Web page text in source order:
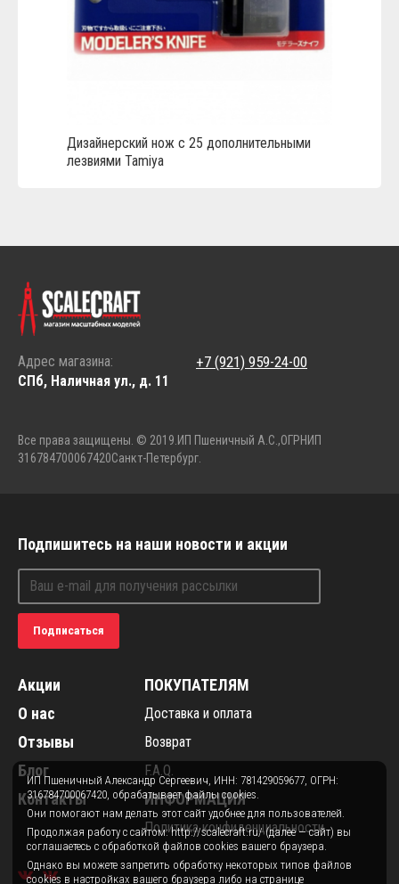
Дизайнерский нож с 25 дополнительными
лезвиями Tamiya
Адрес магазина:
СПб, Наличная ул., д. 11
+7 (921) 959-24-00
Все права защищены. © 2019. ИП Пшеничный А.С.,ОГРНИП
316784700067420Санкт-Петербург.
Подпишитесь на наши новости и акции
Подписаться
Акции
О нас
Отзывы
Блог
Контакты
ПОКУПАТЕЛЯМ
Доставка и оплата
Возврат
F.A.Q.
ИНФОРМАЦИЯ
Политика конфиденциальности
ИП Пшеничный Александр Сергеевич, ИНН: 781429059677, ОГРН:
316784700067420, обрабатывает файлы cookies.
Они помогают нам делать этот сайт удобнее для пользователей.
Продолжая работу с сайтом: http://scalecraft.ru/ (далее — сайт) вы
соглашаетесь с обработкой файлов cookies вашего браузера.
Однако вы можете запретить обработку некоторых типов файлов
cookies в настройках вашего браузера либо на странице